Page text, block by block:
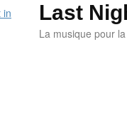
Last
La musique pour